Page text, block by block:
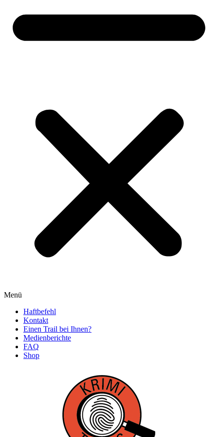
Menü
Haftbefehl
Kontakt
Einen Trail bei Ihnen?
Medienberichte
FAQ
Shop